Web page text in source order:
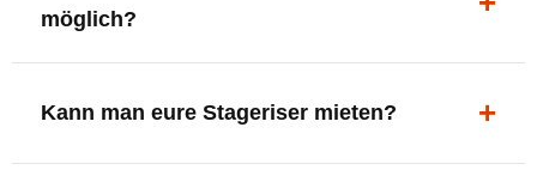
möglich?
XLR-Brücke / Schnittstelle
Setlist-Clip
Kann man eure Stageriser mieten?